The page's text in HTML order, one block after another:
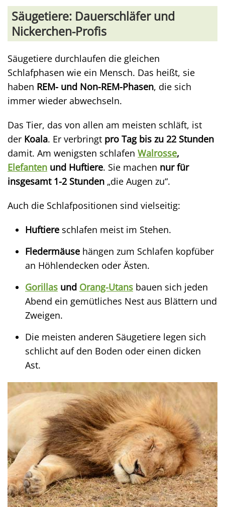
Säugetiere: Dauerschläfer und
Nickerchen-Profis
Säugetiere durchlaufen die gleichen
Schlafphasen wie ein Mensch. Das heißt, sie
haben REM- und Non-REM-Phasen, die sich
immer wieder abwechseln.
Das Tier, das von allen am meisten schläft, ist
der Koala. Er verbringt pro Tag bis zu 22 Stunden
damit. Am wenigsten schlafen Walrosse,
Elefanten und Huftiere. Sie machen nur für
insgesamt 1-2 Stunden „die Augen zu“.
Auch die Schlafpositionen sind vielseitig:
Huftiere schlafen meist im Stehen.
Fledermäuse hängen zum Schlafen kopfüber
an Höhlendecken oder Ästen.
Gorillas und Orang-Utans bauen sich jeden
Abend ein gemütliches Nest aus Blättern und
Zweigen.
Die meisten anderen Säugetiere legen sich
schlicht auf den Boden oder einen dicken
Ast.